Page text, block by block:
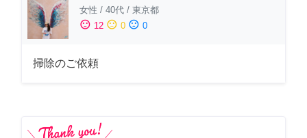
女性 / 40代 / 東京都
sentiment_satisfied 12 sentiment_neutral 0 sentiment_dissatisfied 0
掃除のご依頼